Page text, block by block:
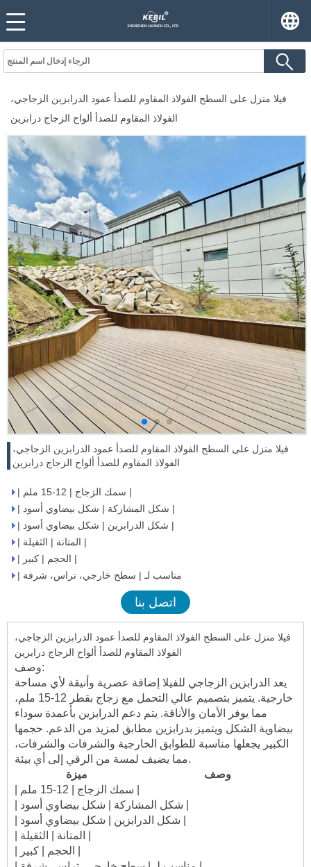
فيلا منزل على السطح الفولاذ المقاوم للصدأ عمود الدرابزين الزجاجي،
الفولاذ المقاوم للصدأ ألواح الزجاج درابزين
فيلا منزل على السطح الفولاذ المقاوم للصدأ عمود الدرابزين الزجاجي،
الفولاذ المقاوم للصدأ ألواح الزجاج درابزين
| سمك الزجاج | 12-15 ملم |
| شكل المشاركة | شكل بيضاوي أسود |
| شكل الدرابزين | شكل بيضاوي أسود |
| المتانة | الثقيلة |
| الحجم | كبير |
| مناسب لـ | سطح خارجي، تراس، شرفة
اتصل بنا
فيلا منزل على السطح الفولاذ المقاوم للصدأ عمود الدرابزين الزجاجي،
الفولاذ المقاوم للصدأ ألواح الزجاج درابزين
وصف:
يعد الدرابزين الزجاجي للفيلا إضافة عصرية وأنيقة لأي مساحة
خارجية. يتميز بتصميم عالي التحمل مع زجاج بقطر 12-15 ملم،
مما يوفر الأمان والأناقة. يتم دعم الدرابزين بأعمدة سوداء
بيضاوية الشكل ويتميز بدرابزين مطابق لمزيد من الدعم. حجمها
الكبير يجعلها مناسبة للطوابق الخارجية والشرفات والشرفات،
مما يضيف لمسة من الرقي إلى أي بيئة.
ميزة
وصف